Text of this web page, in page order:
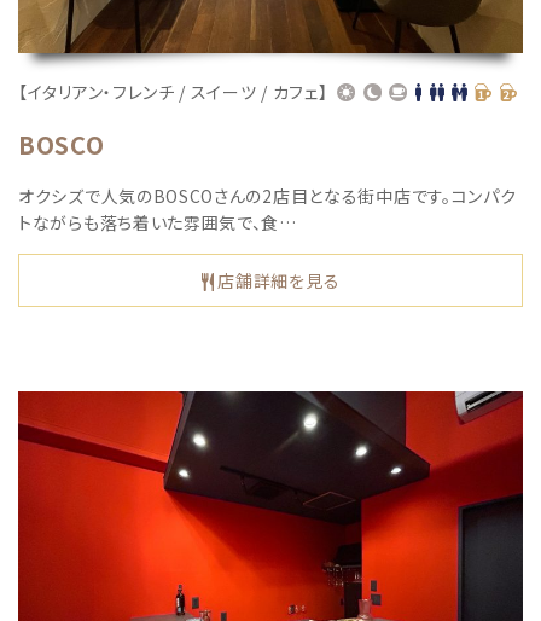
【イタリアン・フレンチ / スイーツ / カフェ】
BOSCO
オクシズで人気のBOSCOさんの2店目となる街中店です。コンパク
トながらも落ち着いた雰囲気で、食…
店舗詳細を見る